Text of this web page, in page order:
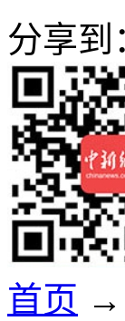
分享到
首页 →